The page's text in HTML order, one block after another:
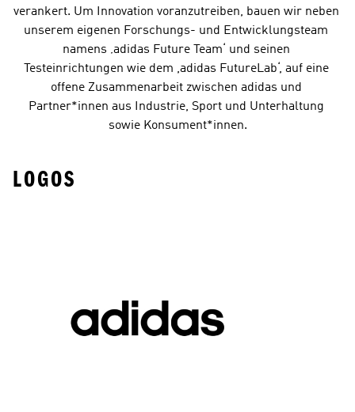
verankert. Um Innovation voranzutreiben, bauen wir neben
unserem eigenen Forschungs- und Entwicklungsteam
namens ‚adidas Future Team‘ und seinen
Testeinrichtungen wie dem ,adidas FutureLab‘, auf eine
offene Zusammenarbeit zwischen adidas und
Partner*innen aus Industrie, Sport und Unterhaltung
sowie Konsument*innen.
LOGOS